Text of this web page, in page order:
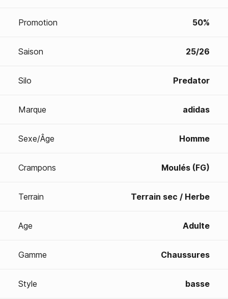
Promotion 50%
Saison 25/26
Silo Predator
Marque adidas
Sexe/Âge Homme
Crampons Moulés (FG)
Terrain Terrain sec / Herbe
Age Adulte
Gamme Chaussures
Style basse